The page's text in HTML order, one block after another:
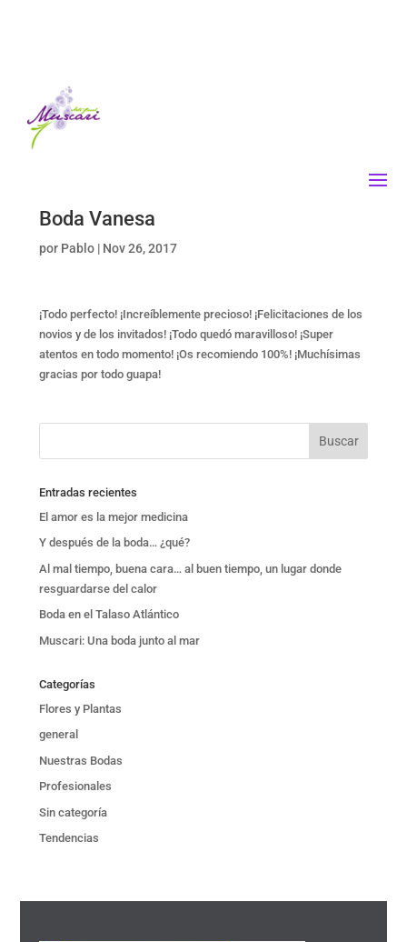
Boda Vanesa
por Pablo| Nov 26, 2017
¡Todo perfecto! ¡Increíblemente precioso! ¡Felicitaciones de los
novios y de los invitados! ¡Todo quedó maravilloso! ¡Super
atentos en todo momento! ¡Os recomiendo 100%! ¡Muchísimas
gracias por todo guapa!
Entradas recientes
El amor es la mejor medicina
Y después de la boda… ¿qué?
Al mal tiempo, buena cara… al buen tiempo, un lugar donde
resguardarse del calor
Boda en el Talaso Atlántico
Muscari: Una boda junto al mar
Categorías
Flores y Plantas
general
Nuestras Bodas
Profesionales
Sin categoría
Tendencias